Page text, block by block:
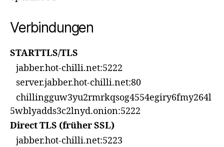
Verbindungen
STARTTLS/TLS
jabber.hot-chilli.net:5222
server.jabber.hot-chilli.net:80
chillingguw3yu2rmrkqsog4554egiry6fmy264l
5wblyadds3c2lnyd.onion:5222
Direct TLS (früher SSL)
jabber.hot-chilli.net:5223